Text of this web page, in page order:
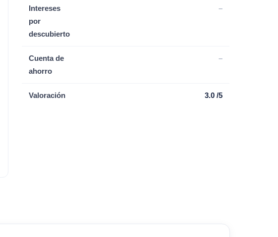
Intereses
por
descubierto
–
Cuenta de
ahorro
–
Valoración 3.0 /5